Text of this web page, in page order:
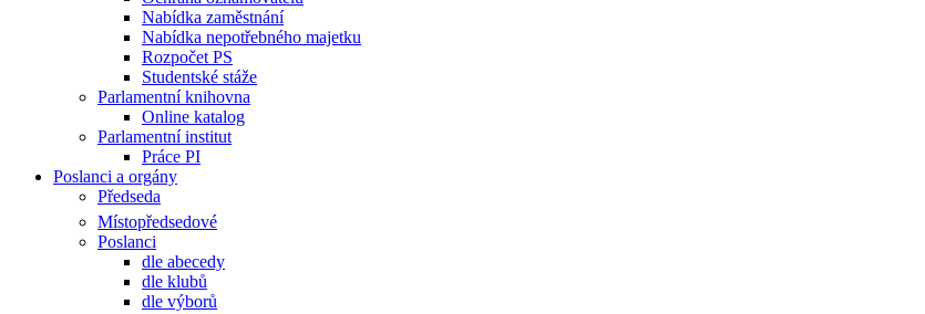
Nabídka zaměstnání
Nabídka nepotřebného majetku
Rozpočet PS
Studentské stáže
Parlamentní knihovna
Online katalog
Parlamentní institut
Práce PI
Poslanci a orgány
Předseda
Místopředsedové
Poslanci
dle abecedy
dle klubů
dle výborů